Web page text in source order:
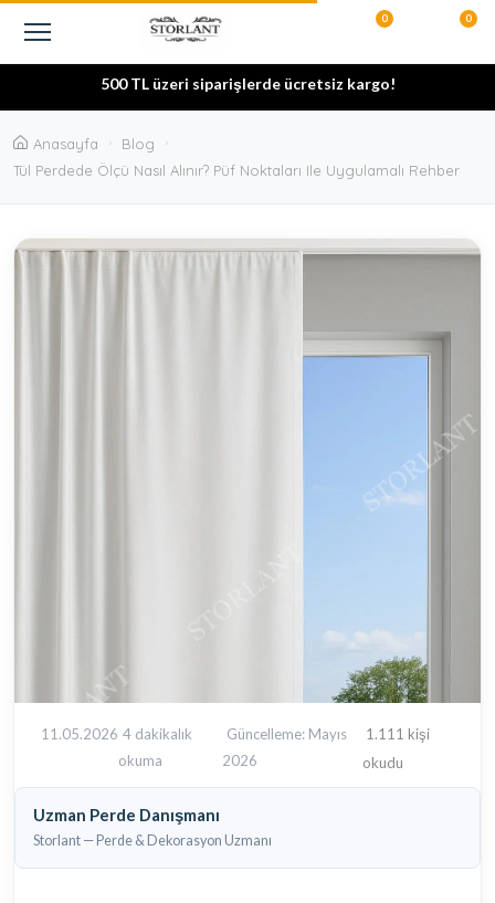
0 0
500 TL üzeri siparişlerde ücretsiz kargo!
takip edebilirsiniz.
Özel ölçü imkânı! İstediğiniz en ve boy ölçülerinde sipariş
Çok al, az öde! Kampanyası sepette sizi bekliyor.
Gizlilik Önceliğimiz! Kişisel verileriniz güvende.
Kaliteli kumaş ve orijinal pile garantisi! Uzun ömürlü kullanım
7/24 müşteri desteği! Sorularınız için WhatsApp’tan bize her
Anasayfa
Blog
Tül Perdede Ölçü Nasıl Alınır? Püf Noktaları Ile Uygulamalı Rehber
11.05.2026 4 dakikalık
okuma
Güncelleme: Mayıs
2026
1.111 kişi
okudu
Uzman Perde Danışmanı
Storlant — Perde & Dekorasyon Uzmanı